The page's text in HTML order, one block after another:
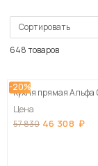
Сортировать
Сначала
648 товаров
-20%
Кухня прямая Альфа
Цена
57 830 46 308